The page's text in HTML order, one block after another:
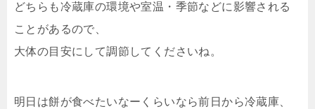
どちらも冷蔵庫の環境や室温・季節などに影響される
ことがあるので、
大体の目安にして調節してくださいね。
明日は餅が食べたいなーくらいなら前日から冷蔵庫、